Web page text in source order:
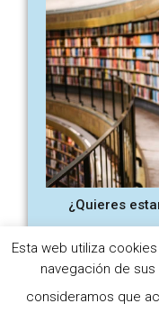
¿Quieres
Esta web utiliza
navegación de
consideramos que